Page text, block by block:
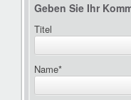
Geben Sie Ihr
Titel
Name*